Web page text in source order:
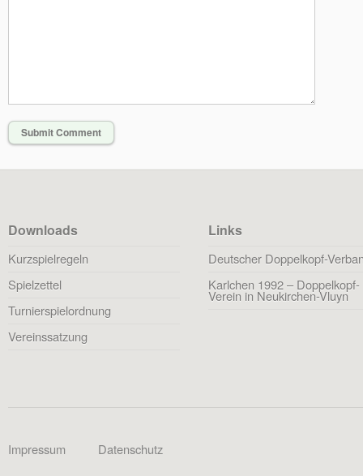
Downloads
Kurzspielregeln
Spielzettel
Turnierspielordnung
Vereinssatzung
Links
Deutscher Doppelkopf-
Karlchen 1992 – Doppelkopf-
Verein in Neukirchen-Vluyn
Impressum Datenschutz